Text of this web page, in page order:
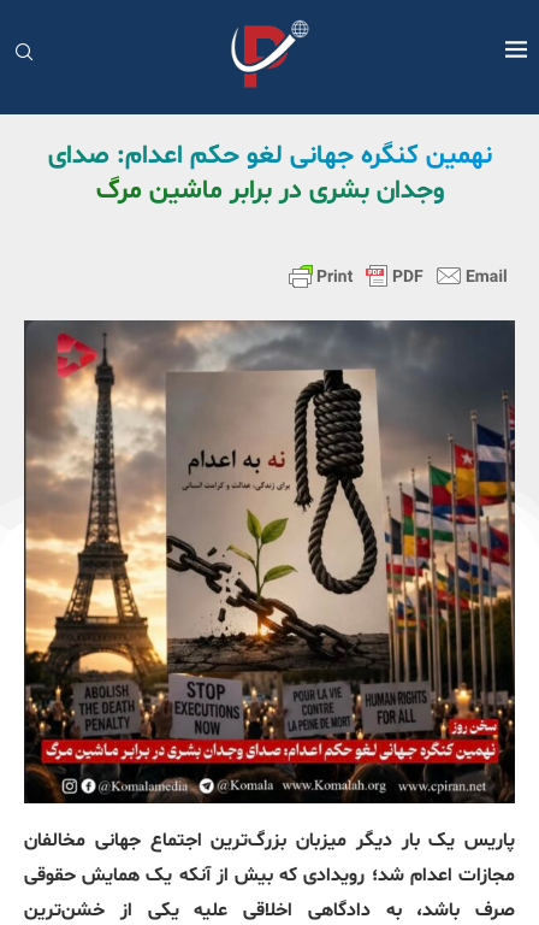
نهمین کنگره جهانی لغو حکم اعدام: صدای
وجدان بشری در برابر ماشین مرگ
پاریس یک‌ بار دیگر میزبان بزرگ‌ترین اجتماع جهانی مخالفان
مجازات اعدام شد؛ رویدادی که بیش از آنکه یک همایش حقوقی
صرف باشد، به دادگاهی اخلاقی علیه یکی از خشن‌ترین